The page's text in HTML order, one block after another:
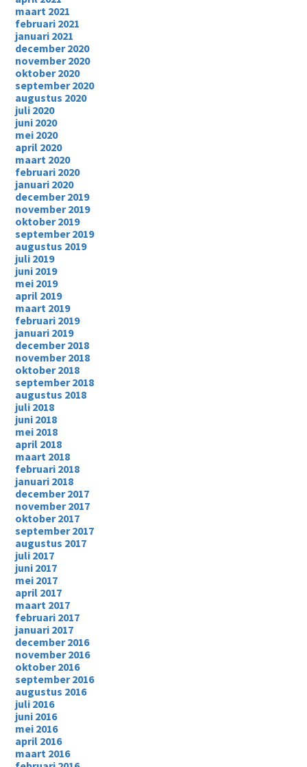
maart 2021
februari 2021
januari 2021
december 2020
november 2020
oktober 2020
september 2020
augustus 2020
juli 2020
juni 2020
mei 2020
april 2020
maart 2020
februari 2020
januari 2020
december 2019
november 2019
oktober 2019
september 2019
augustus 2019
juli 2019
juni 2019
mei 2019
april 2019
maart 2019
februari 2019
januari 2019
december 2018
november 2018
oktober 2018
september 2018
augustus 2018
juli 2018
juni 2018
mei 2018
april 2018
maart 2018
februari 2018
januari 2018
december 2017
november 2017
oktober 2017
september 2017
augustus 2017
juli 2017
juni 2017
mei 2017
april 2017
maart 2017
februari 2017
januari 2017
december 2016
november 2016
oktober 2016
september 2016
augustus 2016
juli 2016
juni 2016
mei 2016
april 2016
maart 2016